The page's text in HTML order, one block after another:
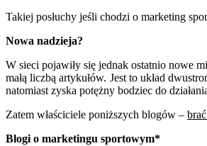
Takiej posłuchy jeśli chodzi o marketing
Nowa nadzieja?
W sieci pojawiły się jednak ostatnio nowe
małą liczbą artykułów. Jest to układ
natomiast zyska potężny bodziec do
Zatem właściciele poniższych blogów –
Blogi o marketingu sportowym*